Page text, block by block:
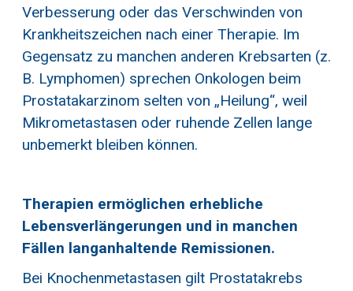
Verbesserung oder das Verschwinden von
Krankheitszeichen nach einer Therapie. Im
Gegensatz zu manchen anderen Krebsarten (z.
B. Lymphomen) sprechen Onkologen beim
Prostatakarzinom selten von „Heilung“, weil
Mikrometastasen oder ruhende Zellen lange
unbemerkt bleiben können.
Therapien ermöglichen erhebliche
Lebensverlängerungen und in manchen
Fällen langanhaltende Remissionen.
Bei Knochenmetastasen gilt Prostatakrebs